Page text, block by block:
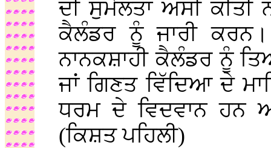
ਦੀ ਸੁਮੇਲਤਾ ਅਸੀਂ ਕੀਤੀ
ਕੈਲੰਡਰ ਨੂੰ ਜਾਰੀ
ਨਾਨਕਸ਼ਾਹੀ ਕੈਲੰਡਰ ਨੂੰ
ਜਾਂ ਗਿਣਤ ਵਿੱਦਿਆ ਦੇ
ਧਰਮ ਦੇ ਵਿਦਵਾਨ ਹਨ
(ਕਿਸ਼ਤ ਪਹਿਲੀ)